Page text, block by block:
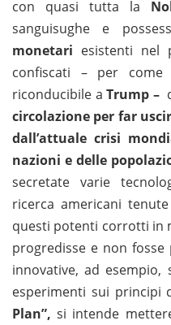
con quasi tutta la
sanguisughe e
monetari esistenti nel
confiscati – per
riconducibile a Trump –
circolazione per far
dall’attuale crisi
nazioni e delle
secretate varie
ricerca americani
questi potenti corrotti in
progredisse e non
innovative, ad esempio,
esperimenti sui principi
Plan”, si intende